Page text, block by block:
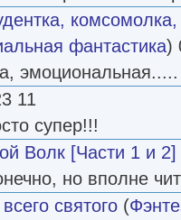
фантастика)
эмоциональная.....
11
супер!!!
Волк [Части 1 и 2]
но вполне
святого (